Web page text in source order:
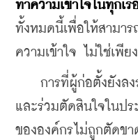
ทำความเข้าใจในทุกเ
ทั้งหมดนี้เพื่อให้สามา
ความเข้าใจ ไม่ใช่เพีย
การที่ผู้ก่อตั้งยังลงร
และร่วมตัดสินใจในป
ขององค์กรไม่ถูกตัดขา